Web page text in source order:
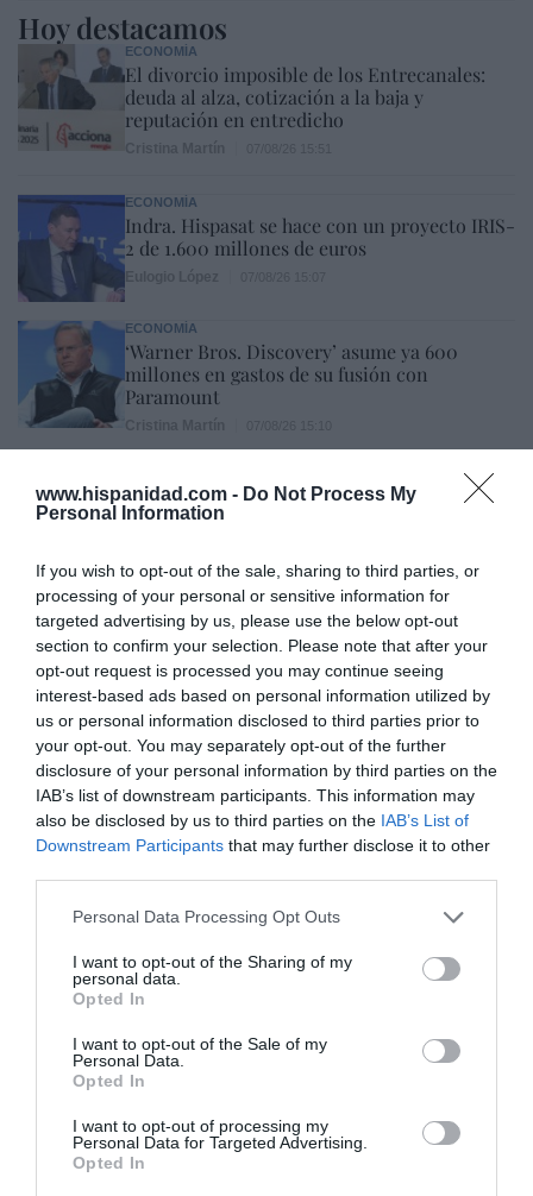
www.hispanidad.com - Do Not Process My
Personal Information
If you wish to opt-out of the sale, sharing to third parties, or
processing of your personal or sensitive information for
targeted advertising by us, please use the below opt-out
section to confirm your selection. Please note that after your
opt-out request is processed you may continue seeing
interest-based ads based on personal information utilized by
us or personal information disclosed to third parties prior to
your opt-out. You may separately opt-out of the further
disclosure of your personal information by third parties on the
IAB’s list of downstream participants. This information may
also be disclosed by us to third parties on the IAB’s List of
Downstream Participants that may further disclose it to other
Personal Data Processing Opt Outs
I want to opt-out of the Sharing of my
personal data.
Opted In
I want to opt-out of the Sale of my
Personal Data.
Opted In
I want to opt-out of processing my
Personal Data for Targeted Advertising.
Opted In
Hoy destacamos
ECONOMÍA
El divorcio imposible de los Entrecanales:
deuda al alza, cotización a la baja y
reputación en entredicho
ECONOMÍA
Indra. Hispasat se hace con un proyecto IRIS-
2 de 1.600 millones de euros
ECONOMÍA
‘Warner Bros. Discovery’ asume ya 600
millones en gastos de su fusión con
Paramount
La ‘low cost’ británica easyJet pasará a manos
del peor fondo posible: Apollo... pero no
Cristina Martín 07/08/26 14:09
Venezuela. Comienza el diálogo entre
chavismo y un sector de la oposición, pero
los venezolanos quieren a Corina
José Ángel Gutiérrez
ECONOMÍA
El ‘gran’ logro del ministro Puente: los
usuarios de tren de alta velocidad caen un
15,5% hasta junio
Cristina Martín 07/08/26 12:37
Ataque cristianófobo en la muy ‘woke’ ciudad
Virgen María
Redacción
Marcelo Gullo: “El trabajo de desmitificar la
historia, de poner la verdadera, de
desmontar la falsificación, es un trabajo
cristiano"